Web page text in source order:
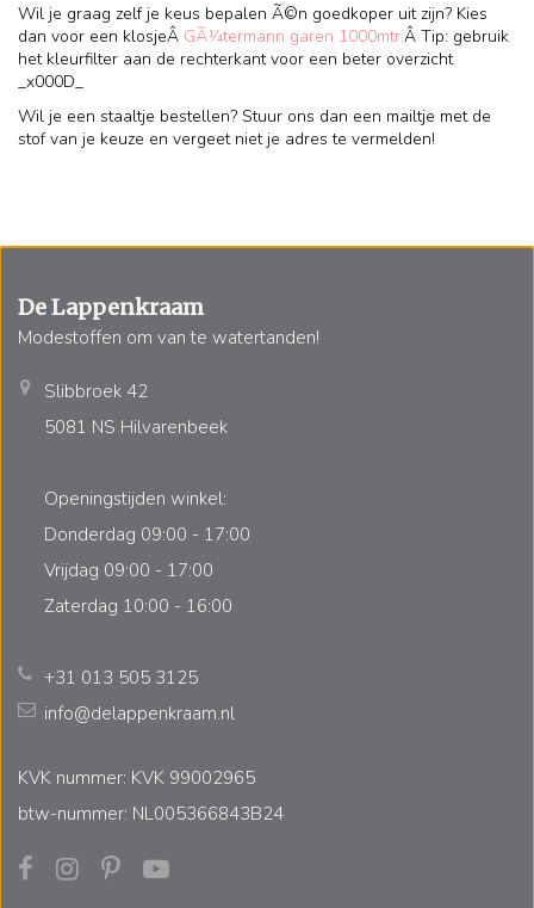
Wil je graag zelf je keus bepalen Ã©n goedkoper uit zijn? Kies
dan voor een klosjeÂ GÃ¼termann garen 1000mtr.Â Tip: gebruik
het kleurfilter aan de rechterkant voor een beter overzicht
_x000D_
Wil je een staaltje bestellen? Stuur ons dan een mailtje met de
stof van je keuze en vergeet niet je adres te vermelden!
De Lappenkraam
Modestoffen om van te watertanden!
Slibbroek 42
5081 NS Hilvarenbeek
Openingstijden winkel:
Donderdag 09:00 - 17:00
Vrijdag 09:00 - 17:00
Zaterdag 10:00 - 16:00
+31 013 505 3125
info@delappenkraam.nl
KVK nummer: KVK 99002965
btw-nummer: NL005366843B24